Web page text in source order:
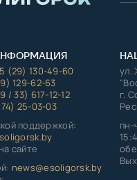
(29) 130-49-60
129-62-63
/ 33) 617-12-12
25-03-03
поддержкой:
сайте
news@esoligorsk.by
ул.
г.
пн-